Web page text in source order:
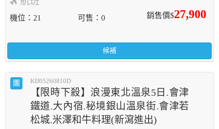
銷售價$27,900
機位 21 可售 0
候補
團 KIJ05260810D
【限時下殺】浪漫東北溫泉5日.會津
鐵道.大內宿.秘境銀山溫泉街.會津若
松城.米澤和牛料理(新瀉進出)